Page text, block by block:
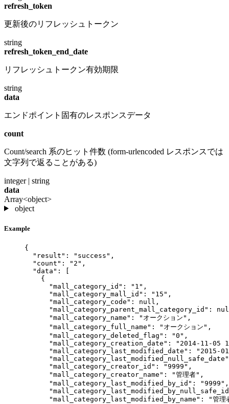
refresh_token
更新後のリフレッシュトークン
string
refresh_token_end_date
リフレッシュトークン有効期限
string
data
エンドポイント固有のレスポンスデータ
count
Count/search 系のヒット件数 (form-urlencoded レスポンスでは
文字列で返ることがある)
integer | string
data
Array<object>
object
Example
{
"result" : " success " ,
"count" : " 2 " ,
"data" : [
{
"mall_category_id" : " 1 " ,
"mall_category_mall_id" : " 15 " ,
"mall_category_code" : null ,
"mall_category_parent_mall_category_id" :
"mall_category_name" : " オークション " ,
"mall_category_full_name" : " オークション " ,
"mall_category_deleted_flag" : "0 " ,
"mall_category_creation_date" : " 2014-11-05
"mall_category_last_modified_date" : " 2015-
"mall_category_last_modified_null_safe_date"
"mall_category_creator_id" : "9999 " ,
"mall_category_creator_name" : "管理者" ,
"mall_category_last_modified_by_id" : "9999 " ,
"mall_category_last_modified_by_name" : "管理